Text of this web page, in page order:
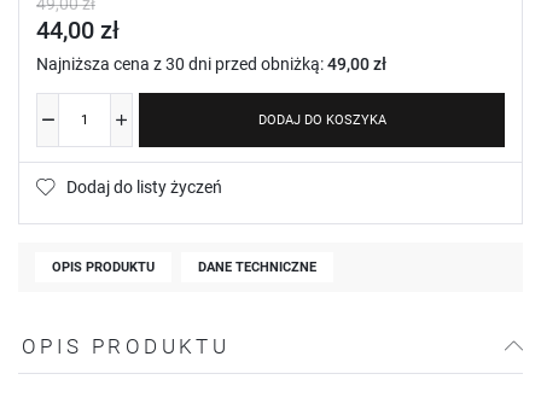
44,00 zł
Najniższa cena z 30 dni przed obniżką:49,00 zł
DODAJ DO KOSZYKA
Dodaj do listy życzeń
OPIS PRODUKTU DANE TECHNICZNE
OPIS PRODUKTU